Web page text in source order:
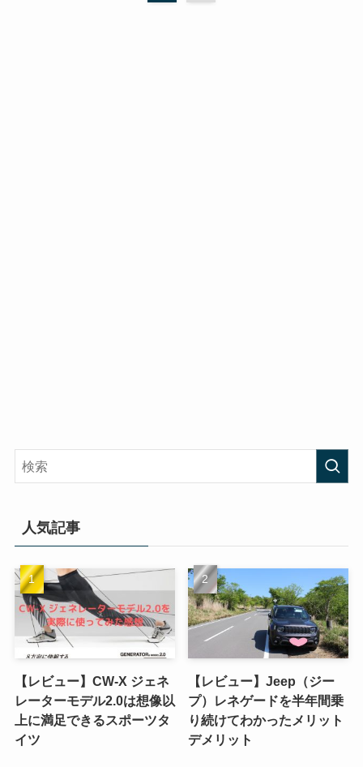
人気記事
【レビュー】CW-X ジェネ
レーターモデル2.0は想像以
上に満足できるスポーツタ
イツ
【レビュー】Jeep（ジー
プ）レネゲードを半年間乗
り続けてわかったメリット
デメリット